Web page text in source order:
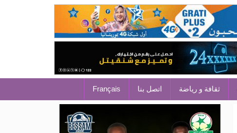
ثقافة و رياضة اتصل بنا Français